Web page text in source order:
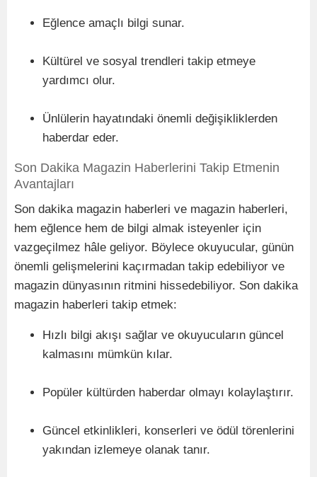
Eğlence amaçlı bilgi sunar.
Kültürel ve sosyal trendleri takip etmeye
yardımcı olur.
Ünlülerin hayatındaki önemli değişikliklerden
haberdar eder.
Son Dakika Magazin Haberlerini Takip Etmenin
Avantajları
Son dakika magazin haberleri ve magazin haberleri,
hem eğlence hem de bilgi almak isteyenler için
vazgeçilmez hâle geliyor. Böylece okuyucular, günün
önemli gelişmelerini kaçırmadan takip edebiliyor ve
magazin dünyasının ritmini hissedebiliyor. Son dakika
magazin haberleri takip etmek:
Hızlı bilgi akışı sağlar ve okuyucuların güncel
kalmasını mümkün kılar.
Popüler kültürden haberdar olmayı kolaylaştırır.
Güncel etkinlikleri, konserleri ve ödül törenlerini
yakından izlemeye olanak tanır.